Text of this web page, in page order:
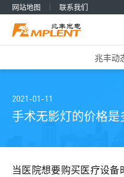
网站地图 联系我们
产品&解决方案
关于我们
兆丰动
2021-01-11
手术无影灯的价格是
当医院想要购买医疗设